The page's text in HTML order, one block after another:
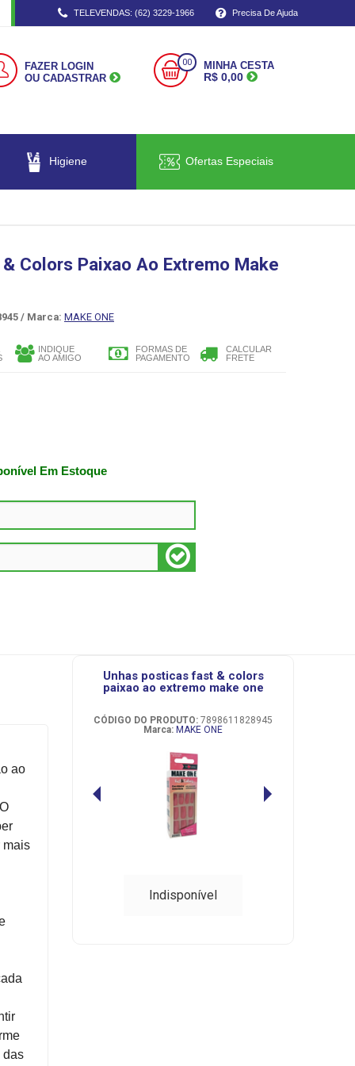
TELEVENDAS: (62) 3229-1966 Precisa De Ajuda
FAZER LOGIN
OU CADASTRAR
00 MINHA CESTA
R$ 0,00
Higiene Ofertas Especiais
Colors Paixao Ao Extremo Make
/ Marca: MAKE ONE
INDIQUE
AO AMIGO
FORMAS DE
PAGAMENTO
CALCULAR
FRETE
Em Estoque
ao
mais
das
unhas posticas fast & colors
paixao ao extremo make one
CÓDIGO DO PRODUTO: 7898611828945
Marca: MAKE ONE
Indisponível